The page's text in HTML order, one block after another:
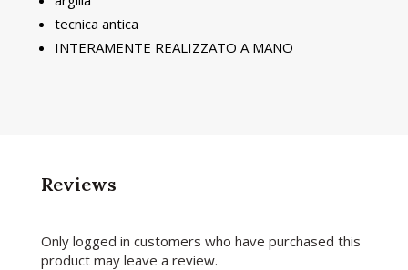
tecnica antica
INTERAMENTE REALIZZATO A MANO
Reviews
Only logged in customers who have purchased this
product may leave a review.